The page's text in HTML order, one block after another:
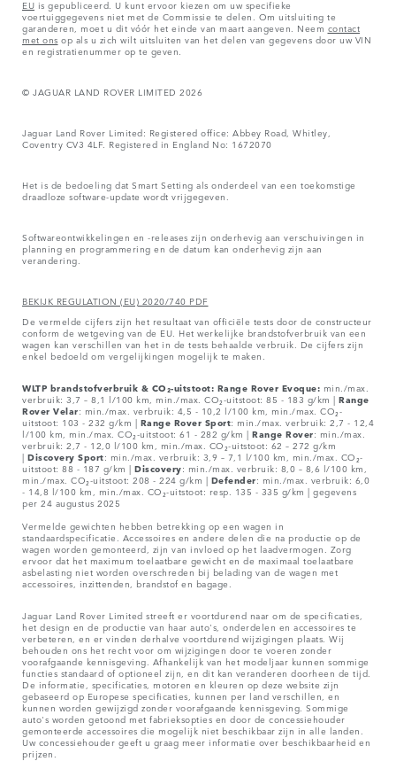
EU is gepubliceerd. U kunt ervoor kiezen om uw specifieke
voertuiggegevens niet met de Commissie te delen. Om uitsluiting te
garanderen, moet u dit vóór het einde van maart aangeven. Neem contact
met ons op als u zich wilt uitsluiten van het delen van gegevens door uw VIN
en registratienummer op te geven.
© JAGUAR LAND ROVER LIMITED 2026
Jaguar Land Rover Limited: Registered office: Abbey Road, Whitley,
Coventry CV3 4LF. Registered in England No: 1672070
Het is de bedoeling dat Smart Setting als onderdeel van een toekomstige
draadloze software-update wordt vrijgegeven.
Softwareontwikkelingen en -releases zijn onderhevig aan verschuivingen in
planning en programmering en de datum kan onderhevig zijn aan
verandering.
BEKIJK REGULATION (EU) 2020/740 PDF
De vermelde cijfers zijn het resultaat van officiële tests door de constructeur
conform de wetgeving van de EU. Het werkelijke brandstofverbruik van een
wagen kan verschillen van het in de tests behaalde verbruik. De cijfers zijn
enkel bedoeld om vergelijkingen mogelijk te maken.
WLTP brandstofverbruik & CO₂-uitstoot: Range Rover Evoque: min./max.
verbruik: 3,7 – 8,1 l/100 km, min./max. CO₂-uitstoot: 85 - 183 g/km | Range
Rover Velar: min./max. verbruik: 4,5 - 10,2 l/100 km, min./max. CO₂-
uitstoot: 103 - 232 g/km | Range Rover Sport: min./max. verbruik: 2,7 - 12,4
l/100 km, min./max. CO₂-uitstoot: 61 - 282 g/km | Range Rover: min./max.
verbruik: 2,7 - 12,0 l/100 km, min./max. CO₂-uitstoot: 62 – 272 g/km
| Discovery Sport: min./max. verbruik: 3,9 – 7,1 l/100 km, min./max. CO₂-
uitstoot: 88 - 187 g/km | Discovery: min./max. verbruik: 8,0 – 8,6 l/100 km,
min./max. CO₂-uitstoot: 208 - 224 g/km | Defender: min./max. verbruik: 6,0
- 14,8 l/100 km, min./max. CO₂-uitstoot: resp. 135 - 335 g/km | gegevens
per 24 augustus 2025
Vermelde gewichten hebben betrekking op een wagen in
standaardspecificatie. Accessoires en andere delen die na productie op de
wagen worden gemonteerd, zijn van invloed op het laadvermogen. Zorg
ervoor dat het maximum toelaatbare gewicht en de maximaal toelaatbare
asbelasting niet worden overschreden bij belading van de wagen met
accessoires, inzittenden, brandstof en bagage.
Jaguar Land Rover Limited streeft er voortdurend naar om de specificaties,
het design en de productie van haar auto's, onderdelen en accessoires te
verbeteren, en er vinden derhalve voortdurend wijzigingen plaats. Wij
behouden ons het recht voor om wijzigingen door te voeren zonder
voorafgaande kennisgeving. Afhankelijk van het modeljaar kunnen sommige
functies standaard of optioneel zijn, en dit kan veranderen doorheen de tijd.
De informatie, specificaties, motoren en kleuren op deze website zijn
gebaseerd op Europese specificaties, kunnen per land verschillen, en
kunnen worden gewijzigd zonder voorafgaande kennisgeving. Sommige
auto's worden getoond met fabrieksopties en door de concessiehouder
gemonteerde accessoires die mogelijk niet beschikbaar zijn in alle landen.
Uw concessiehouder geeft u graag meer informatie over beschikbaarheid en
prijzen.